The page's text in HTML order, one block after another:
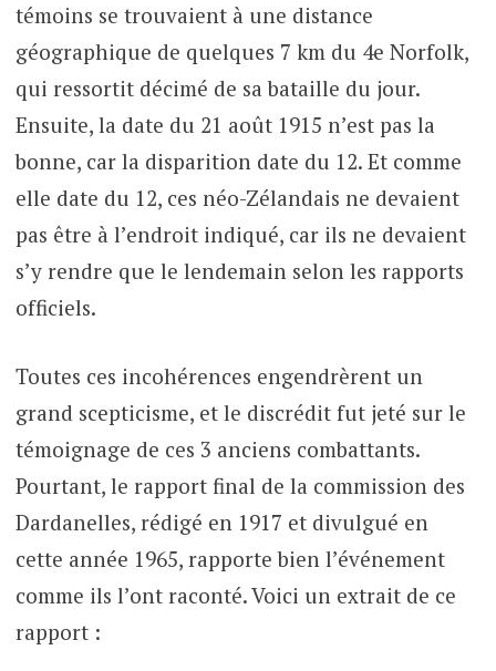
témoins se trouvaient à une distance
géographique de quelques 7 km du 4e Norfolk,
qui ressortit décimé de sa bataille du jour.
Ensuite, la date du 21 août 1915 n’est pas la
bonne, car la disparition date du 12. Et comme
elle date du 12, ces néo-Zélandais ne devaient
pas être à l’endroit indiqué, car ils ne devaient
s’y rendre que le lendemain selon les rapports
officiels.
Toutes ces incohérences engendrèrent un
grand scepticisme, et le discrédit fut jeté sur le
témoignage de ces 3 anciens combattants.
Pourtant, le rapport final de la commission des
Dardanelles, rédigé en 1917 et divulgué en
cette année 1965, rapporte bien l’événement
comme ils l’ont raconté. Voici un extrait de ce
rapport :